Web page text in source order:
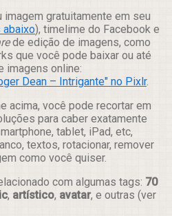
gratuitamente em seu
abaixo), timelime do Facebook e
de edição de imagens, como
que você pode baixar ou até
imagens online:
Dean – Intrigante" no Pixlr.
acima, você pode recortar em
para caber exatamente
tablet, iPad, etc,
textos, rotacionar, remover
como você quiser.
com algumas tags: 70
, artístico, avatar, e outras (ver